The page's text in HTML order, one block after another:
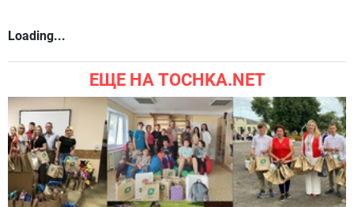
Loading...
ЕЩЕ НА TOCHKA.NET